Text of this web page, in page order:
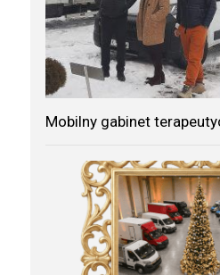
Mobilny gabinet